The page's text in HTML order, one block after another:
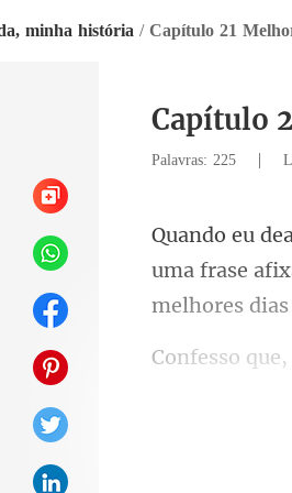
minha história / Capítulo 21
Capítulo
Palavras: 225 |
uma frase